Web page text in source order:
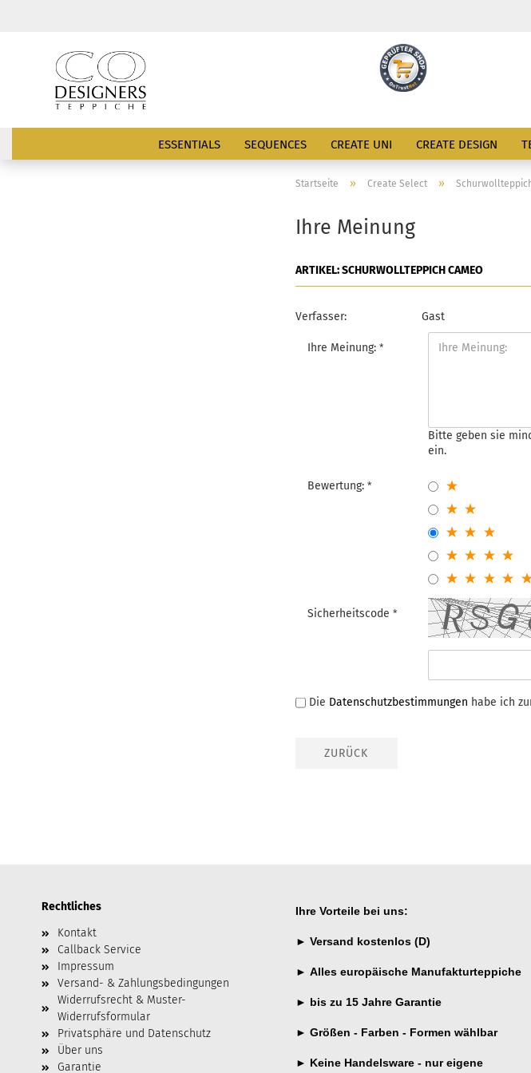
ESSENTIALS SEQUENCES CREATE UNI CREATE DESIGN
Startseite » Create Select » Schurwollteppich
Ihre Meinung
ARTIKEL: SCHURWOLLTEPPICH CAMEO
Verfasser: Gast
Ihre Meinung:
Bitte geben sie
ein.
Bewertung:
Sicherheitscode
Die Datenschutzbestimmungen habe ich
ZURÜCK
Ihre Vorteile bei uns:
► Versand kostenlos (D)
► Alles europäische Manufakturteppiche
► bis zu 15 Jahre Garantie
► Größen - Farben - Formen wählbar
► Keine Handelsware - nur eigene
Rechtliches
Kontakt
Callback Service
Impressum
Versand- & Zahlungsbedingungen
Widerrufsrecht & Muster-
Widerrufsformular
Privatsphäre und Datenschutz
Über uns
Garantie